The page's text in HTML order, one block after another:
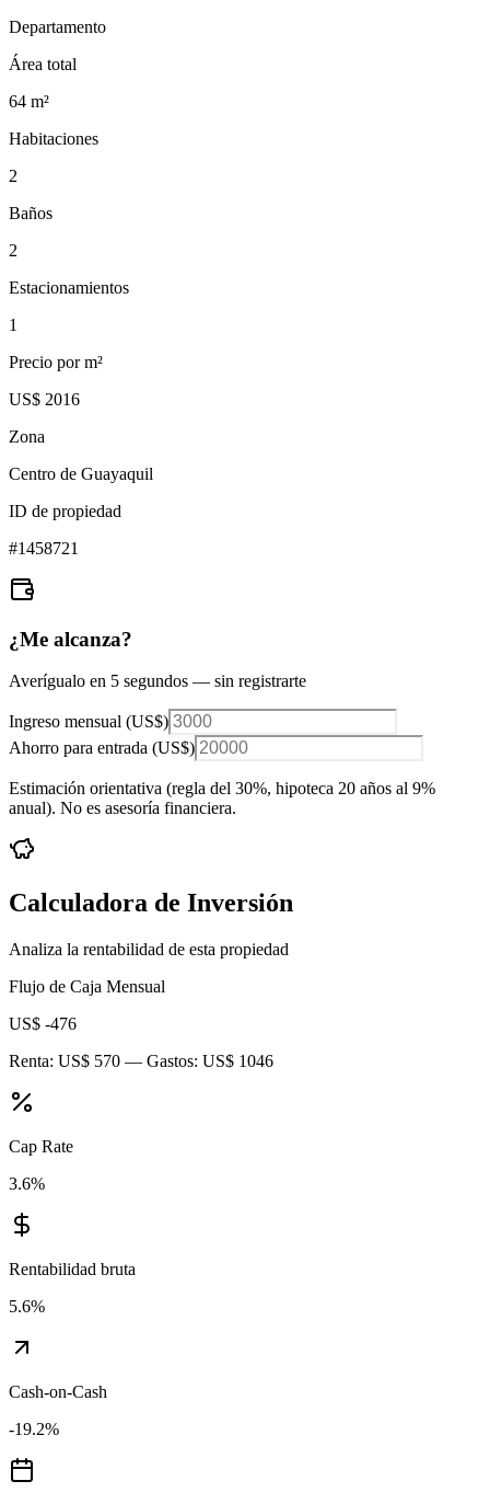
Departamento
Área total
64 m²
Habitaciones
2
Baños
2
Estacionamientos
1
Precio por m²
US$ 2016
Zona
Centro de Guayaquil
ID de propiedad
#1458721
¿Me alcanza?
Averígualo en 5 segundos — sin registrarte
Ingreso mensual (US$)
Ahorro para entrada (US$)
Estimación orientativa (regla del 30%, hipoteca 20 años al 9%
anual). No es asesoría financiera.
Calculadora de Inversión
Analiza la rentabilidad de esta propiedad
Flujo de Caja Mensual
US$ -476
Renta: US$ 570 — Gastos: US$ 1046
Cap Rate
3.6%
Rentabilidad bruta
5.6%
Cash-on-Cash
-19.2%